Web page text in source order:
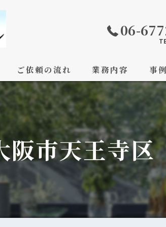
06-
ご依頼の流れ 業務内容 事
阪市天王寺